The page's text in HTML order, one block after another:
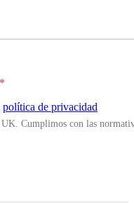
*
política de privacidad
Cumplimos con las